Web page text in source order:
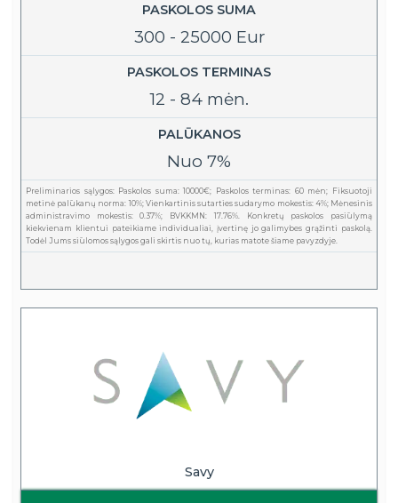
PASKOLOS SUMA
300 - 25000 Eur
PASKOLOS TERMINAS
12 - 84 mėn.
PALŪKANOS
Nuo 7%
Preliminarios sąlygos: Paskolos suma: 10000€; Paskolos terminas: 60 mėn; Fiksuotoji
metinė palūkanų norma: 10%; Vienkartinis sutarties sudarymo mokestis: 4%; Mėnesinis
administravimo mokestis: 0.37%; BVKKMN: 17.76%. Konkretų paskolos pasiūlymą
kiekvienam klientui pateikiame individualiai, įvertinę jo galimybes grąžinti paskolą.
Todėl Jums siūlomos sąlygos gali skirtis nuo tų, kurias matote šiame pavyzdyje.
Savy